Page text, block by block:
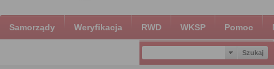
Samorządy Weryfikacja RWD WKSP Pomoc